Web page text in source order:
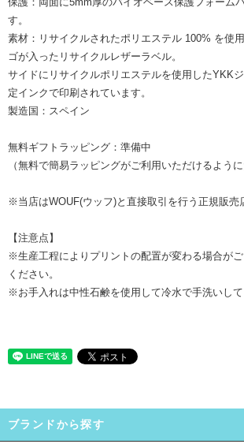
す。
素材：リサイクルされたポリエステル 100% を使
ゴが入ったリサイクルレザーラベル。
サイドにリサイクルポリエステルを使用したYKK
定インクで印刷されています。
製造国：スペイン
無料ギフトラッピング：準備中
（無料で簡易ラッピングがご利用いただけるように
※当店はWOUF(ウッフ)と直接取引を行う正規販売
【注意点】
※生産工程によりプリントの配置が変わる場合が
ください。
※お手入れは中性石鹸を使用して冷水で手洗いして
ブランドから探す